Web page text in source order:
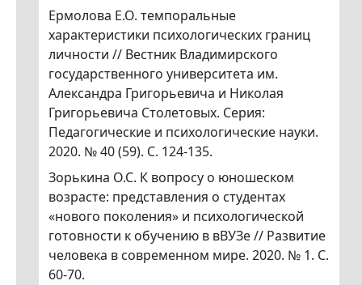
Ермолова Е.О. темпоральные
характеристики психологических границ
личности // Вестник Владимирского
государственного университета им.
Александра Григорьевича и Николая
Григорьевича Столетовых. Серия:
Педагогические и психологические науки.
2020. № 40 (59). С. 124-135.
Зорькина О.С. К вопросу о юношеском
возрасте: представления о студентах
«нового поколения» и психологической
готовности к обучению в вВУЗе // Развитие
человека в современном мире. 2020. № 1. С.
60-70.